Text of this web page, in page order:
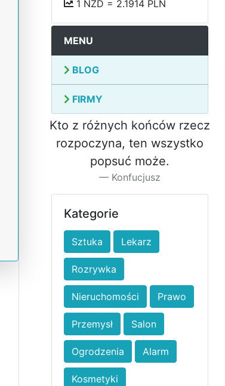
1 NZD = 2.1914 PLN
MENU
BLOG
FIRMY
Kto z różnych końców rzecz
rozpoczyna, ten wszystko
popsuć może.
Konfucjusz
Kategorie
Sztuka Lekarz
Rozrywka
Nieruchomości Prawo
Przemysł Salon
Ogrodzenia Alarm
Kosmetyki